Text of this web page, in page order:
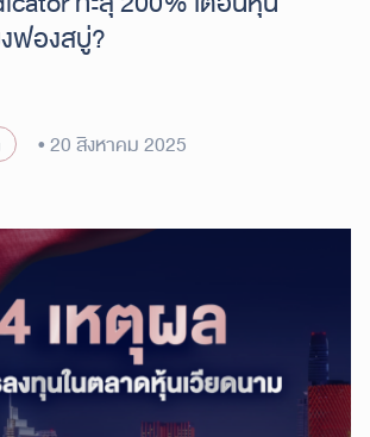
ฟองสบู่?
20 สิงหาคม 2025